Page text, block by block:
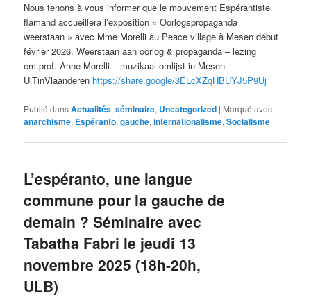
Nous tenons à vous informer que le mouvement Espérantiste
flamand accueillera l’exposition « Oorlogspropaganda
weerstaan » avec Mme Morelli au Peace village à Mesen début
février 2026. Weerstaan aan oorlog & propaganda – lezing
em.prof. Anne Morelli – muzikaal omlijst in Mesen –
UiTinVlaanderen https://share.google/3ELcXZqHBUYJ5P9Uj
Publié dansActualités,séminaire, Uncategorized | Marqué avec
anarchisme, Espéranto,gauche,internationalisme,Socialisme
L’espéranto, une langue
commune pour la gauche de
demain ? Séminaire avec
Tabatha Fabri le jeudi 13
novembre 2025 (18h-20h,
ULB)